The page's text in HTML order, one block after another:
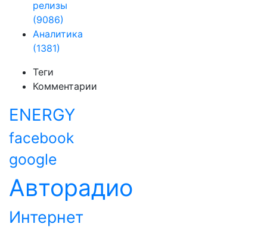
релизы
(9086)
Аналитика
(1381)
Теги
Комментарии
ENERGY
facebook
google
Авторадио
Интернет